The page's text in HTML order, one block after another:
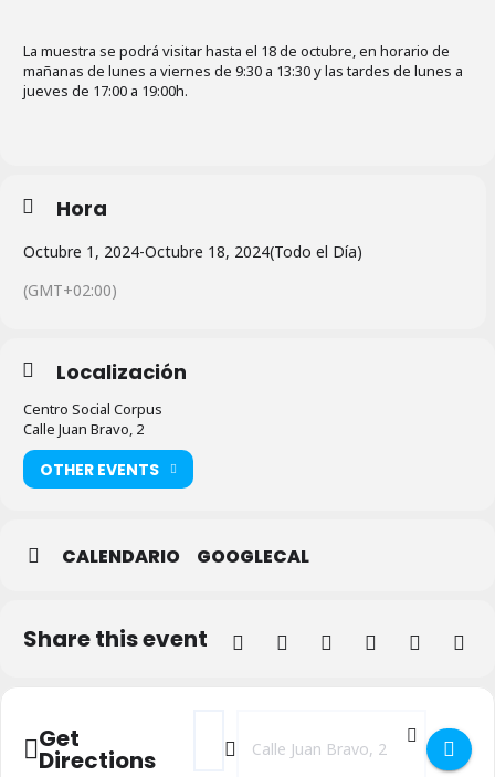
La muestra se podrá visitar hasta el 18 de octubre, en horario de
mañanas de lunes a viernes de 9:30 a 13:30 y las tardes de lunes a
jueves de 17:00 a 19:00h.
Hora
Octubre 1, 2024-Octubre 18, 2024(Todo el Día)
(GMT+02:00)
Localización
Centro Social Corpus
Calle Juan Bravo, 2
OTHER EVENTS
CALENDARIO GOOGLECAL
Share this event
Get
Directions
Address - Exposición - La magia de las
Destination Address - Exposición